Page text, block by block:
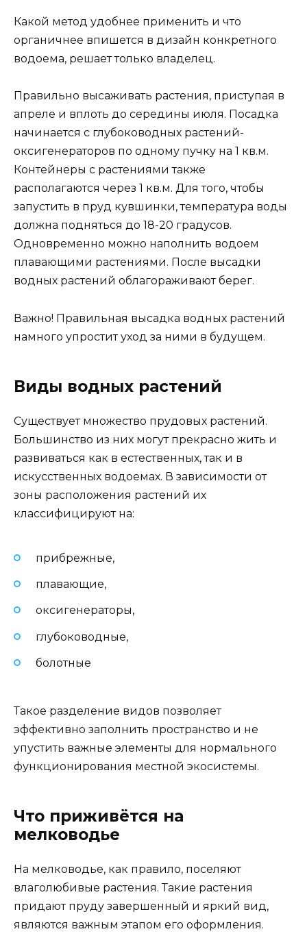
Какой метод удобнее применить и что
органичнее впишется в дизайн конкретного
водоема, решает только владелец.
Правильно высаживать растения, приступая в
апреле и вплоть до середины июля. Посадка
начинается с глубоководных растений-
оксигенераторов по одному пучку на 1 кв.м.
Контейнеры с растениями также
располагаются через 1 кв.м. Для того, чтобы
запустить в пруд кувшинки, температура воды
должна подняться до 18-20 градусов.
Одновременно можно наполнить водоем
плавающими растениями. После высадки
водных растений облагораживают берег.
Важно! Правильная высадка водных растений
намного упростит уход за ними в будущем.
Виды водных растений
Существует множество прудовых растений.
Большинство из них могут прекрасно жить и
развиваться как в естественных, так и в
искусственных водоемах. В зависимости от
зоны расположения растений их
классифицируют на:
прибрежные,
плавающие,
оксигенераторы,
глубоководные,
болотные
Такое разделение видов позволяет
эффективно заполнить пространство и не
упустить важные элементы для нормального
функционирования местной экосистемы.
Что приживётся на
мелководье
На мелководье, как правило, поселяют
влаголюбивые растения. Такие растения
придают пруду завершенный и яркий вид,
являются важным этапом его оформления.